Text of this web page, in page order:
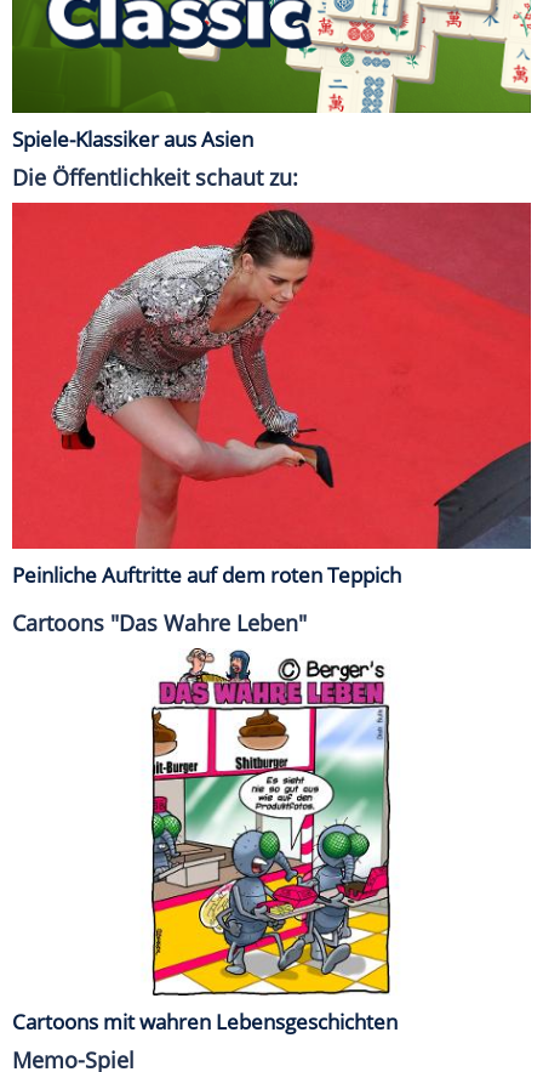
Spiele-Klassiker aus Asien
Die Öffentlichkeit schaut zu:
Peinliche Auftritte auf dem roten Teppich
Cartoons "Das Wahre Leben"
Cartoons mit wahren Lebensgeschichten
Memo-Spiel